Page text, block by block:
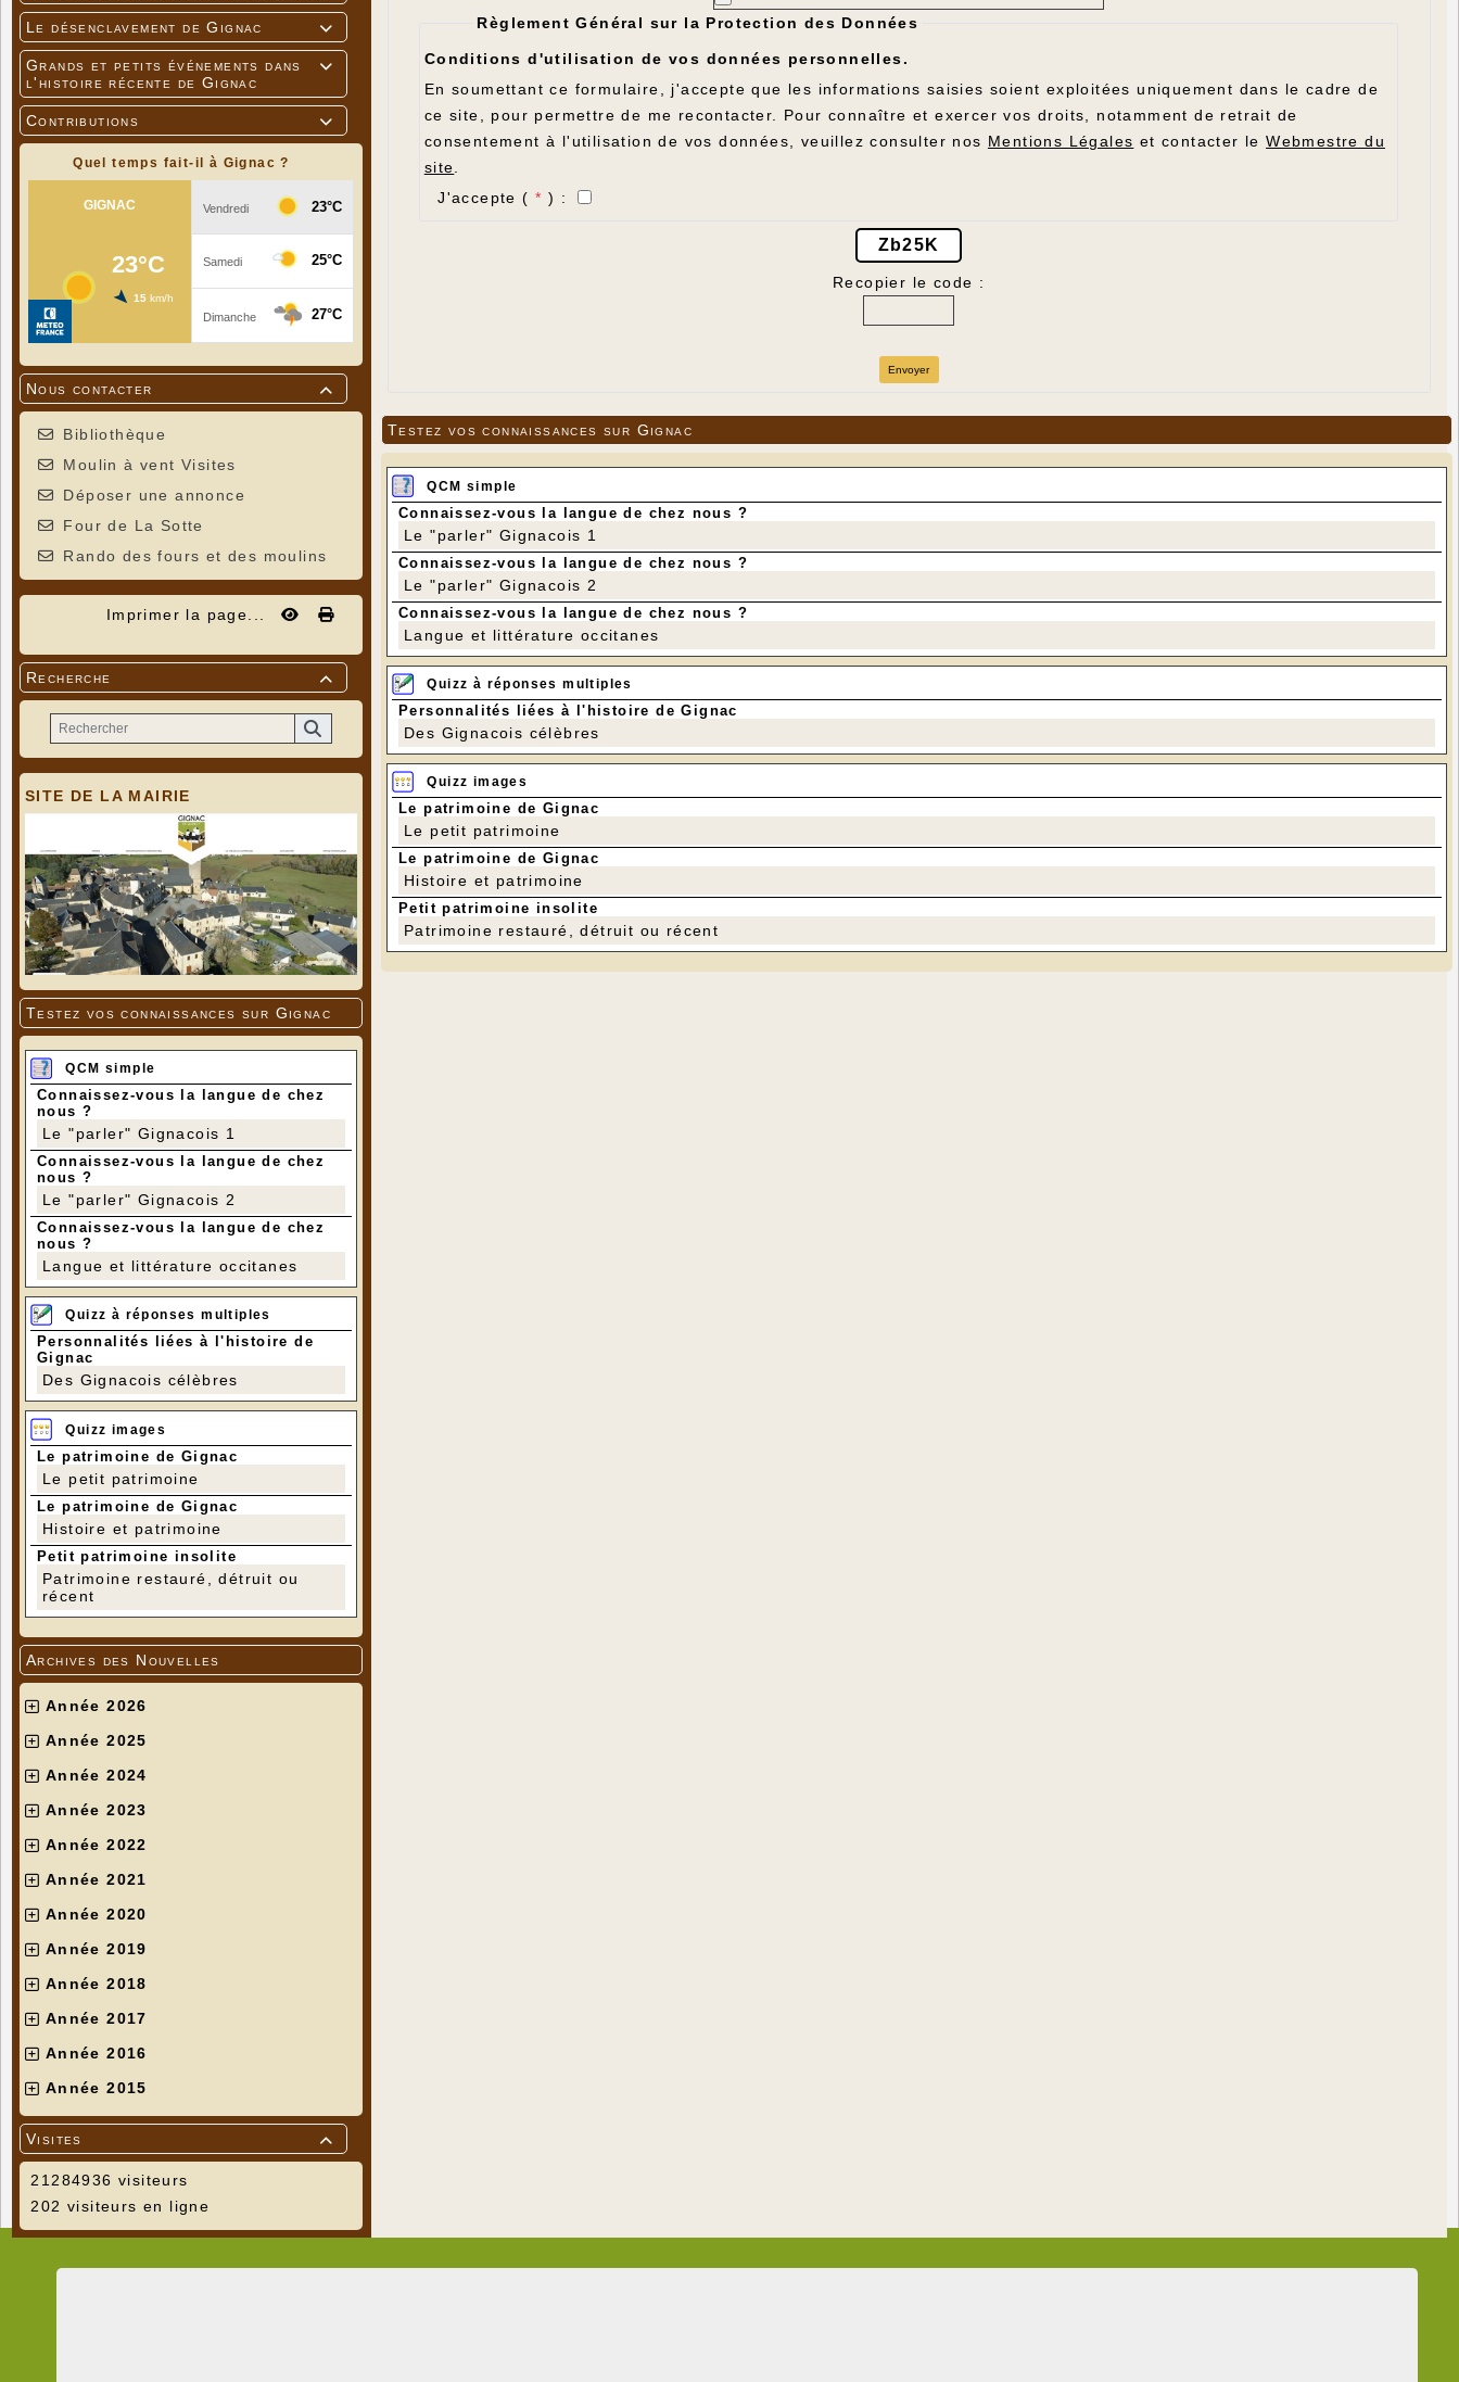

Le désenclavement de Gignac

Grands et petits événements dans
l'histoire récente de Gignac

Contributions
Quel temps fait-il à Gignac ?

Nous contacter
Bibliothèque
Moulin à vent Visites
Déposer une annonce
Four de La Sotte
Rando des fours et des moulins
Imprimer la page...

Recherche
SITE DE LA MAIRIE
Testez vos connaissances sur Gignac
QCM simple
Connaissez-vous la langue de chez
nous ?
Le "parler" Gignacois 1
Connaissez-vous la langue de chez
nous ?
Le "parler" Gignacois 2
Connaissez-vous la langue de chez
nous ?
Langue et littérature occitanes
Quizz à réponses multiples
Personnalités liées à l'histoire de
Gignac
Des Gignacois célèbres
Quizz images
Le patrimoine de Gignac
Le petit patrimoine
Le patrimoine de Gignac
Histoire et patrimoine
Petit patrimoine insolite
Patrimoine restauré, détruit ou
récent
Archives des Nouvelles
Année 2026
Année 2025
Année 2024
Année 2023
Année 2022
Année 2021
Année 2020
Année 2019
Année 2018
Année 2017
Année 2016
Année 2015

Visites
21284936 visiteurs
202 visiteurs en ligne
Règlement Général sur la Protection des Données
Conditions d'utilisation de vos données personnelles.
En soumettant ce formulaire, j'accepte que les informations saisies soient exploitées uniquement dans le cadre de
ce site, pour permettre de me recontacter. Pour connaître et exercer vos droits, notamment de retrait de
consentement à l'utilisation de vos données, veuillez consulter nos Mentions Légales et contacter leWebmestre du
site.
J'accepte ( * ) :
Zb25K
Recopier le code :
Envoyer
Testez vos connaissances sur Gignac
QCM simple
Connaissez-vous la langue de chez nous ?
Le "parler" Gignacois 1
Connaissez-vous la langue de chez nous ?
Le "parler" Gignacois 2
Connaissez-vous la langue de chez nous ?
Langue et littérature occitanes
Quizz à réponses multiples
Personnalités liées à l'histoire de Gignac
Des Gignacois célèbres
Quizz images
Le patrimoine de Gignac
Le petit patrimoine
Le patrimoine de Gignac
Histoire et patrimoine
Petit patrimoine insolite
Patrimoine restauré, détruit ou récent